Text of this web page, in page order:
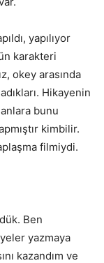
yapılıyor
karakteri
okey arasında
Hikayenin
bunu
kimbilir.
filmiydi.
Ben
yazmaya
kazandım ve